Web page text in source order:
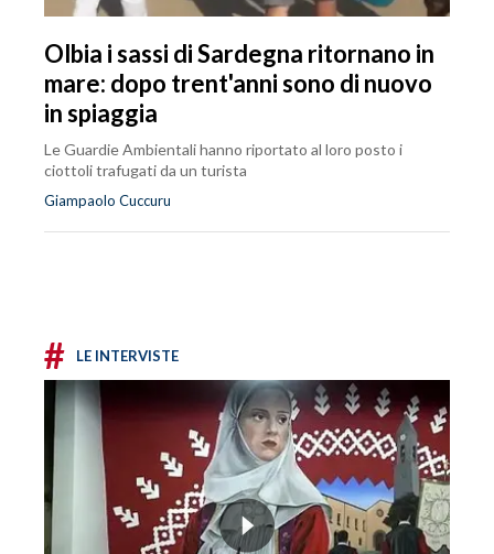
Olbia i sassi di Sardegna ritornano in
mare: dopo trent'anni sono di nuovo
in spiaggia
Le Guardie Ambientali hanno riportato al loro posto i
ciottoli trafugati da un turista
Giampaolo Cuccuru
# LE INTERVISTE